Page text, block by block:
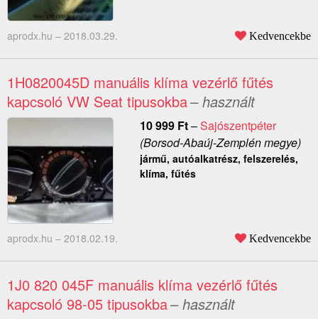
aprodx.hu – 2018.03.29. Kedvencekbe
1H0820045D manuális klíma vezérlő fűtés
kapcsoló VW Seat tipusokba– használt
10 999 Ft–Sajószentpéter
(Borsod-Abaúj-Zemplén megye)
jármű, autóalkatrész, felszerelés,
klíma, fűtés
aprodx.hu – 2018.02.19. Kedvencekbe
1J0 820 045F manuális klíma vezérlő fűtés
kapcsoló 98-05 tipusokba– használt